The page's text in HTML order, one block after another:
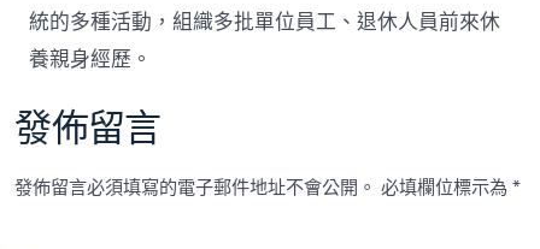
統的多種活動，組織多批單位員工、退休人員前來休
養親身經歷。
發佈留言
發佈留言必須填寫的電子郵件地址不會公開。 必填欄位標示為*